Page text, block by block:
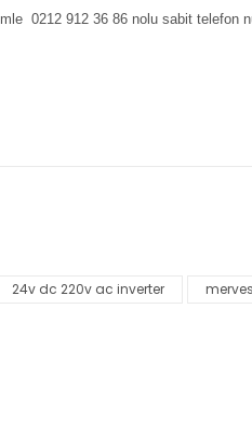
0212 912 36 86 nolu sabit telefon
24v dc 220v ac inverter